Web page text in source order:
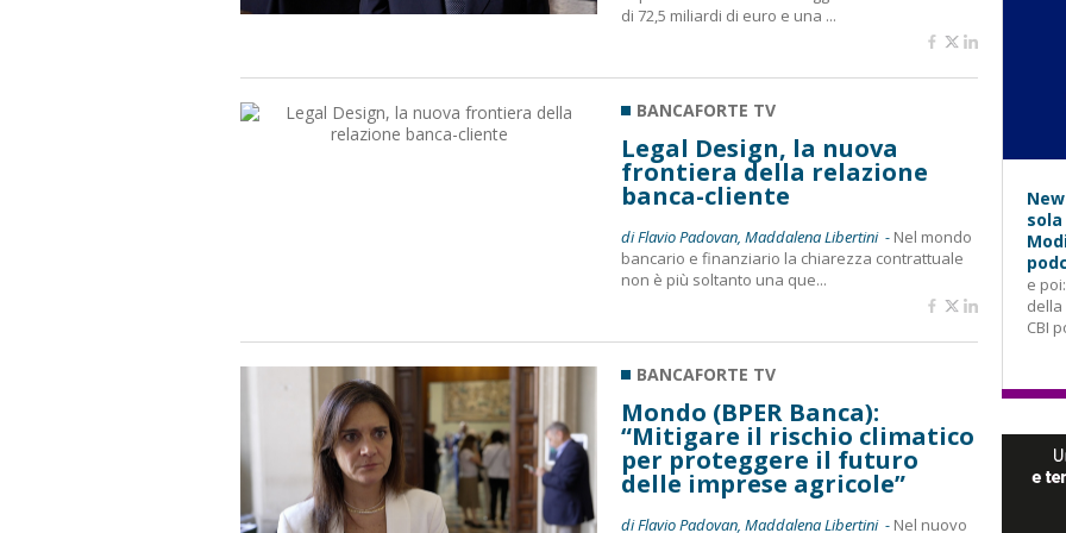
di 72,5 miliardi di euro e una ...
BANCAFORTE TV
Legal Design, la nuova
frontiera della relazione
banca-cliente
di Flavio Padovan, Maddalena Libertini - Nel mondo
bancario e finanziario la chiarezza contrattuale
non è più soltanto una que...
BANCAFORTE TV
Mondo (BPER Banca):
“Mitigare il rischio climatico
per proteggere il futuro
delle imprese agricole”
di Flavio Padovan, Maddalena Libertini - Nel nuovo
e
della
CBI